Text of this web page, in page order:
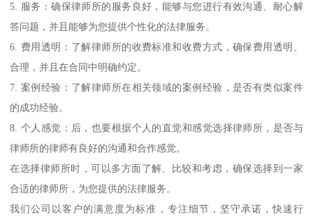
5. 服务：确保律师所的服务良好，能够与您进行有效沟通、耐心解
答问题，并且能够为您提供个性化的法律服务。
6. 费用透明：了解律师所的收费标准和收费方式，确保费用透明、
合理，并且在合同中明确约定。
7. 案例经验：了解律师所在相关领域的案例经验，是否有类似案件
的成功经验。
8. 个人感觉：后，也要根据个人的直觉和感觉选择律师所，是否与
律师所的律师有良好的沟通和合作感觉。
在选择律师所时，可以多方面了解、比较和考虑，确保选择到一家
合适的律师所，为您提供的法律服务。
我们公司以客户的满意度为标准，专注细节，坚守承诺，快速行